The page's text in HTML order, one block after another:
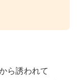
ら誘われて